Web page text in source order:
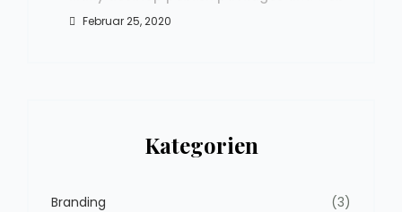
Februar 25, 2020
Kategorien
Branding (3)